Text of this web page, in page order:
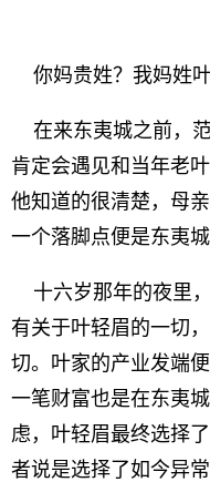
你妈贵姓？我妈姓叶
在来东夷城之前，范
肯定会遇见和当年老
他知道的很清楚，母
一个落脚点便是东夷城
十六岁那年的夜里
有关于叶轻眉的一切
切。叶家的产业发端
一笔财富也是在东夷
虑，叶轻眉最终选择
者说是选择了如今异